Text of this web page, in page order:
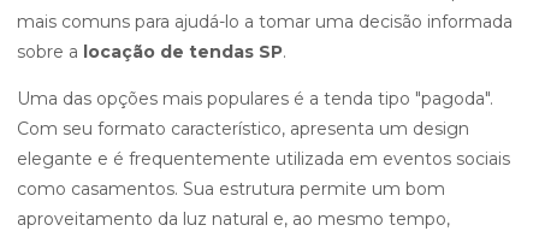
mais comuns para ajudá-lo a tomar uma decisão informada
sobre a locação de tendas SP.
Uma das opções mais populares é a tenda tipo "pagoda".
Com seu formato característico, apresenta um design
elegante e é frequentemente utilizada em eventos sociais
como casamentos. Sua estrutura permite um bom
aproveitamento da luz natural e, ao mesmo tempo,